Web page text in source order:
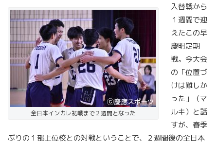
全日本インカレ初戦まで２週間となった
入替戦から
１週間で迎
えたこの早
慶明定期
戦。今大会
の「位置づ
けは難しか
った」（マ
ルキ）と話
すが、春季
ぶりの１部上位校との対戦ということで、２週間後の全日本